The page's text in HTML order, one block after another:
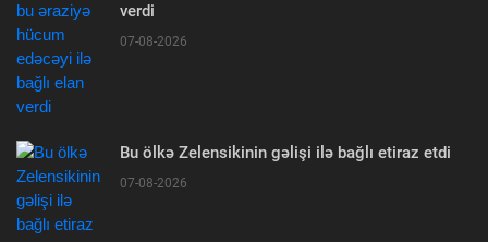
verdi
07-08-2026
Bu ölkə Zelensikinin gəlişi ilə bağlı etiraz etdi
07-08-2026